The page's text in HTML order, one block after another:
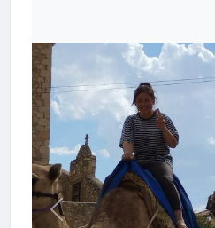
Anterior